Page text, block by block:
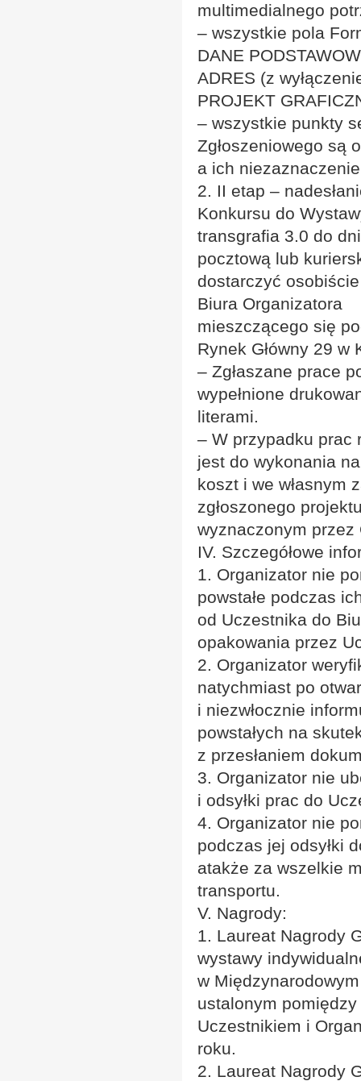
multimedialnego
– wszystkie pola
DANE
ADRES (z
PROJEKT
– wszystkie punkty
Zgłoszeniowego są
a ich
2. II etap –
Konkursu do
transgrafia 3.0 do
pocztową lub
dostarczyć
Biura Organizatora
mieszczącego się
Rynek Główny 29 w
– Zgłaszane prace
wypełnione
literami.
– W przypadku prac
jest do wykonania na
koszt i we własnym
zgłoszonego
wyznaczonym przez
IV. Szczegółowe
1. Organizator nie
powstałe podczas
od Uczestnika do
opakowania przez
2. Organizator
natychmiast po
i niezwłocznie
powstałych na
z przesłaniem
3. Organizator nie
i odsyłki prac do
4. Organizator nie
podczas jej odsyłki
atakże za wszelkie
transportu.
V. Nagrody:
1. Laureat Nagrody
wystawy
w
ustalonym pomiędzy
Uczestnikiem i
roku.
2. Laureat Nagrody